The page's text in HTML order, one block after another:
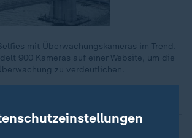
mit Überwachungskameras im Trend.
900 Kameras auf einer Website, um die
zu verdeutlichen.